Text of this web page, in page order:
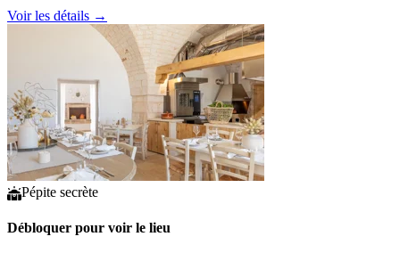
Voir les détails →
Pépite secrète
Débloquer pour voir le lieu